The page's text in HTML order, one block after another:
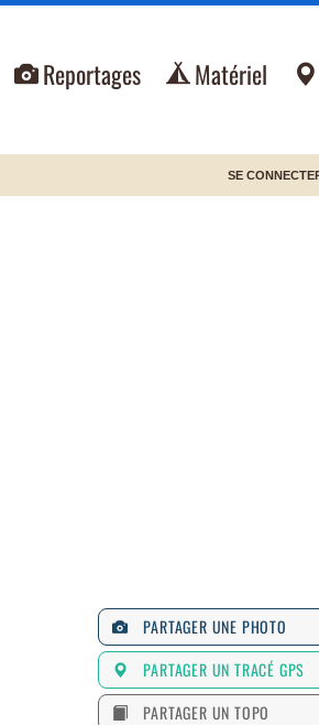
Reportages Matériel
SE
PARTAGER UNE PHOTO
PARTAGER UN TRACÉ GPS
PARTAGER UN TOPO